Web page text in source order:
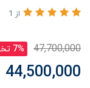
از 1
47,700,000 7% تخفیف
44,500,000